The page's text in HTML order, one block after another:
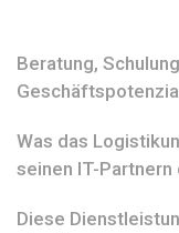
Beratung,
Was das
seinen IT-
Diese